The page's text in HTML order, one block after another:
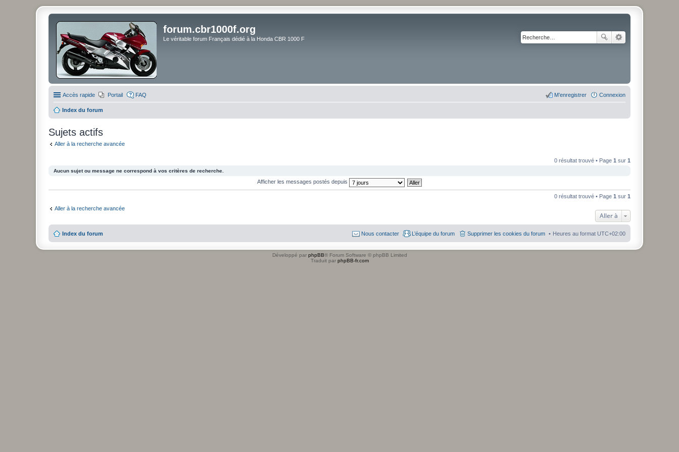
forum.cbr1000f.org
Le véritable forum Français dédié à la Honda CBR 1000 F
Accès rapide Portail FAQ Connexion
M’enregistrer
Index du forum
Sujets actifs
Aller à la recherche avancée
0 résultat trouvé • Page 1 sur 1
Aucun sujet ou message ne correspond à vos critères de recherche.
Afficher les messages postés depuis
0 résultat trouvé • Page 1 sur 1
Aller à la recherche avancée
Aller à
Index du forum Heures au format UTC+02:00
Supprimer les cookies du forum
L’équipe du forum
Nous contacter
Développé par phpBB® Forum Software © phpBB Limited
Traduit par phpBB-fr.com